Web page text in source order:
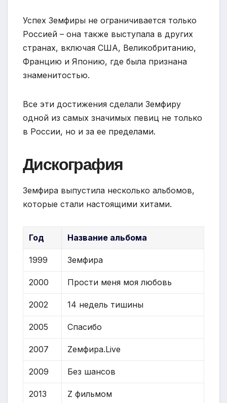
Успех Земфиры не ограничивается только
Россией – она также выступала в других
странах, включая США, Великобританию,
Францию и Японию, где была признана
знаменитостью.
Все эти достижения сделали Земфиру
одной из самых значимых певиц не только
в России, но и за ее пределами.
Дискография
Земфира выпустила несколько альбомов,
которые стали настоящими хитами.
Год Название альбома
1999 Земфира
2000 Прости меня моя любовь
2002 14 недель тишины
2005 Спасибо
2007 Zемфира.Live
2009 Без шансов
2013 Z фильмом